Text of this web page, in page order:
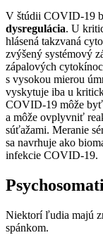
V štúdii COVID-19
dysregulácia. U
hlásená takzvaná
zvýšený systémový
zápalových
s vysokou mierou
vyskytuje iba u
COVID-19 môže byť
a môže ovplyvniť
súťažami. Meranie
sa navrhuje ako
infekcie COVID-19.
Niektorí ľudia majú
spánkom.